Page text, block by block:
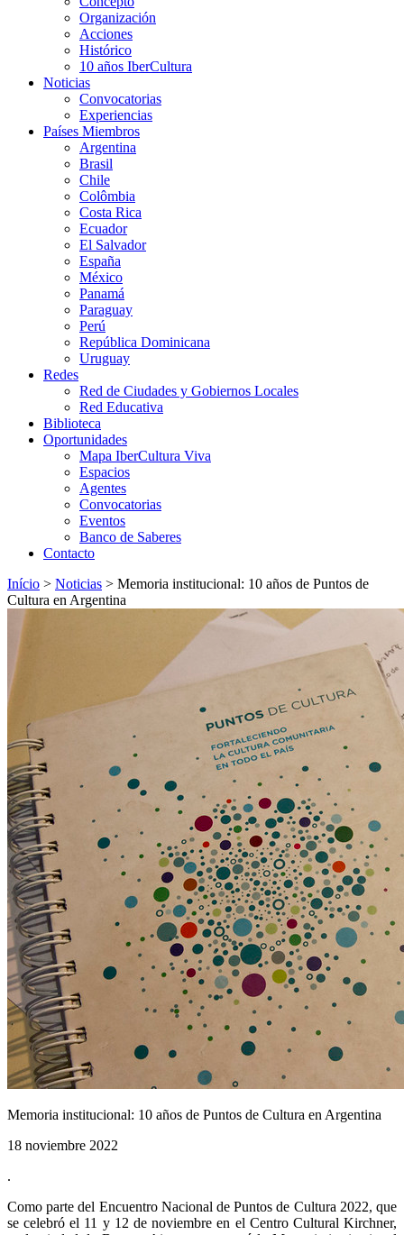
Organización
Acciones
Histórico
10 años IberCultura
Noticias
Convocatorias
Experiencias
Países Miembros
Argentina
Brasil
Chile
Colômbia
Costa Rica
Ecuador
El Salvador
España
México
Panamá
Paraguay
Perú
República Dominicana
Uruguay
Redes
Red de Ciudades y Gobiernos Locales
Red Educativa
Biblioteca
Oportunidades
Mapa IberCultura Viva
Espacios
Agentes
Convocatorias
Eventos
Banco de Saberes
Contacto
Início > Noticias > Memoria institucional: 10 años de Puntos de
Cultura en Argentina
Memoria institucional: 10 años de Puntos de Cultura en Argentina
18 noviembre 2022
.
Como parte del Encuentro Nacional de Puntos de Cultura 2022, que
se celebró el 11 y 12 de noviembre en el Centro Cultural Kirchner,